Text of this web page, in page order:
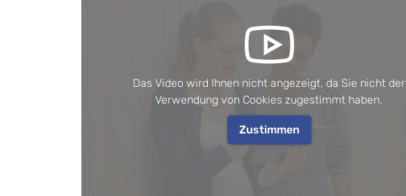
Das Video wird Ihnen nicht angezeigt, da Sie nicht der
Verwendung von Cookies zugestimmt haben.
Zustimmen